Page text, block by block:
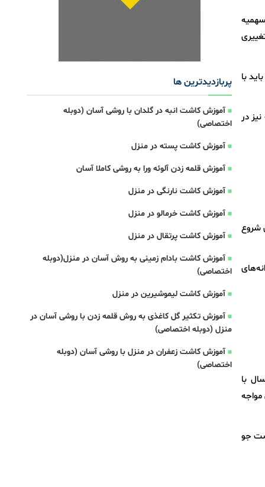
با
در
شروع
با
مواجه
جو
پربازدیدترین ها
آموزش کاشت انبه در گلدان با روشی آسان (دوبله
اختصاصی)
آموزش کاشت پسته در منزل
آموزش قلمه زدن آلوئه ورا به روشی کاملا آسان
آموزش کاشت نارنگی در منزل
آموزش کاشت خرمالو در منزل
آموزش کاشت پرتقال در منزل
آموزش کاشت بادام زمینی به روش آسان در منزل(دوبله
اختصاصی)
آموزش کاشت لیموشیرین در منزل
آموزش تکثیر گل کاغذی به روش قلمه زدن با روشی آسان در
منزل (دوبله اختصاصی)
آموزش کاشت زعفران در منزل با روشی آسان (دوبله
اختصاصی)